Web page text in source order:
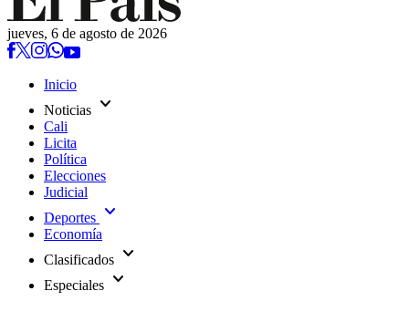
jueves, 6 de agosto de 2026
Inicio
Noticias expand_more
Cali
Licita
Política
Elecciones
Judicial
Deportes expand_more
Economía
Clasificados expand_more
Especiales expand_more